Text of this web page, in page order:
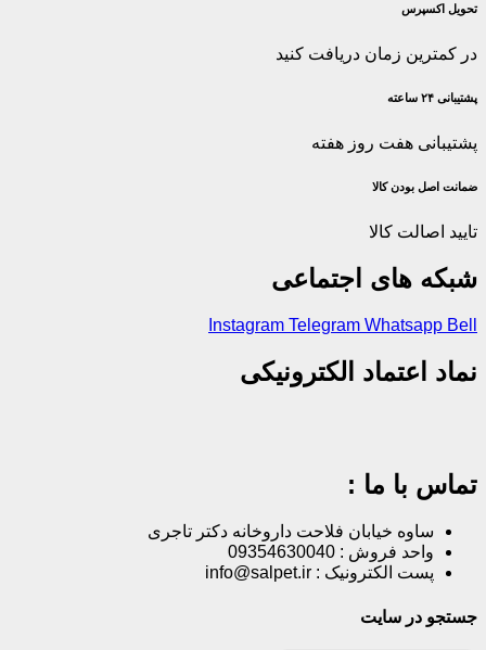
تحویل اکسپرس
در کمترین زمان دریافت کنید
پشتیبانی ۲۴ ساعته
پشتیبانی هفت روز هفته
ضمانت اصل‌ بودن کالا
تایید اصالت کالا
شبکه های اجتماعی
Instagram Telegram Whatsapp Bell
نماد اعتماد الکترونیکی
تماس با ما :
ساوه خیابان فلاحت داروخانه دکتر تاجری
واحد فروش : 09354630040
پست الکترونیک : info@salpet.ir
جستجو در سایت